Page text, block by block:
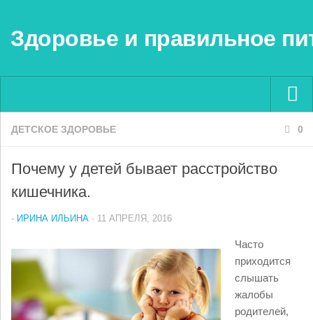
Здоровье и правильное
Menu ▼
ДЕТСКОЕ ЗДОРОВЬЕ 0
Почему у детей бывает расстройство
кишечника.
- ИРИНА ИЛЬИНА · 11 АПРЕЛЯ, 2016
Часто
приходится
слышать
жалобы
родителей,